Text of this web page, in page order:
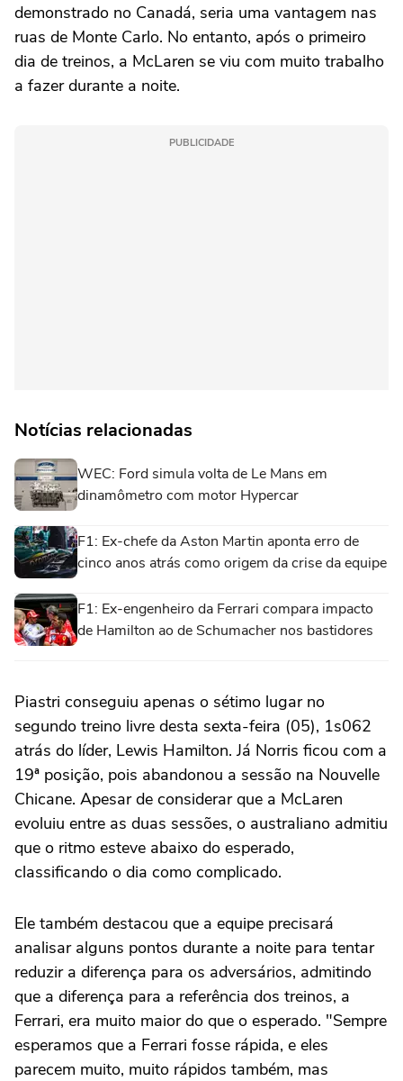
demonstrado no Canadá, seria uma vantagem nas
ruas de Monte Carlo. No entanto, após o primeiro
dia de treinos, a McLaren se viu com muito trabalho
a fazer durante a noite.
PUBLICIDADE
Notícias relacionadas
WEC: Ford simula volta de Le Mans em
dinamômetro com motor Hypercar
F1: Ex-chefe da Aston Martin aponta erro de
cinco anos atrás como origem da crise da equipe
F1: Ex-engenheiro da Ferrari compara impacto
de Hamilton ao de Schumacher nos bastidores
Piastri conseguiu apenas o sétimo lugar no
segundo treino livre desta sexta-feira (05), 1s062
atrás do líder, Lewis Hamilton. Já Norris ficou com a
19ª posição, pois abandonou a sessão na Nouvelle
Chicane. Apesar de considerar que a McLaren
evoluiu entre as duas sessões, o australiano admitiu
que o ritmo esteve abaixo do esperado,
classificando o dia como complicado.
Ele também destacou que a equipe precisará
analisar alguns pontos durante a noite para tentar
reduzir a diferença para os adversários, admitindo
que a diferença para a referência dos treinos, a
Ferrari, era muito maior do que o esperado. "Sempre
esperamos que a Ferrari fosse rápida, e eles
parecem muito, muito rápidos também, mas